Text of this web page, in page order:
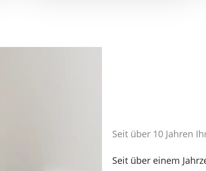
Seit über 10 Jahren
Seit über einem